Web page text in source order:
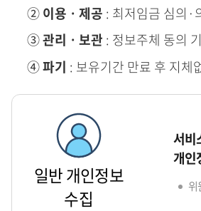
② 이용ㆍ제공 : 최저임금 심의·
③관리ㆍ보관 : 정보주체 동의
④파기 : 보유기간 만료 후 지체
일반 개인정보
수집
서비
개인
위